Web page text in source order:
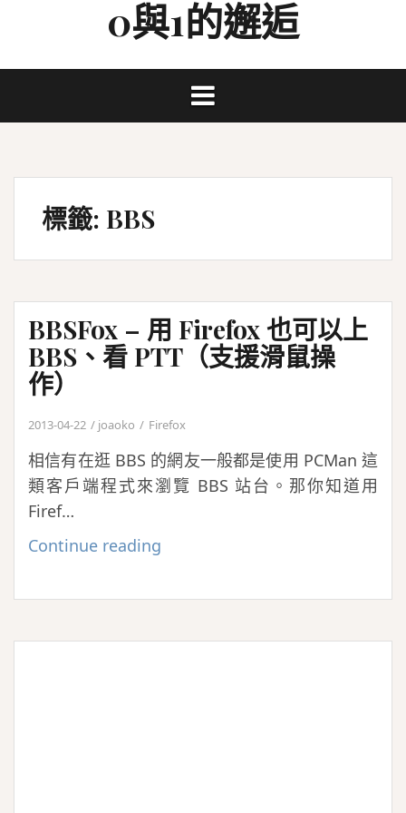
0與1的邂逅
標籤: BBS
BBSFox – 用 Firefox 也可以上
BBS、看 PTT（支援滑鼠操
作）
2013-04-22 joaoko Firefox
相信有在逛 BBS 的網友一般都是使用 PCMan 這
類客戶端程式來瀏覽 BBS 站台。那你知道用
Firef…
Continue reading
用
也